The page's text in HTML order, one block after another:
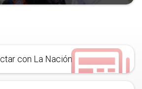
con La Nación